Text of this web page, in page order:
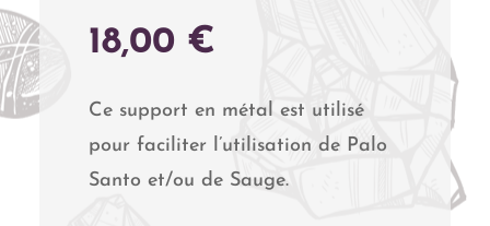
18,00 €
Ce support en métal est utilisé
pour faciliter l’utilisation de Palo
Santo et/ou de Sauge.